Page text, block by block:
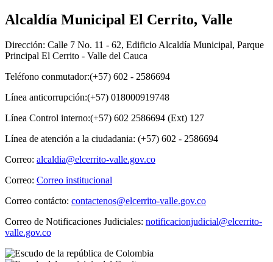
Alcaldía Municipal El Cerrito, Valle
Dirección: Calle 7 No. 11 - 62, Edificio Alcaldía Municipal, Parque
Principal El Cerrito - Valle del Cauca
Teléfono conmutador:(+57) 602 - 2586694
Línea anticorrupción:(+57) 018000919748
Línea Control interno:(+57) 602 2586694 (Ext) 127
Línea de atención a la ciudadania: (+57) 602 - 2586694
Correo: alcaldia@elcerrito-valle.gov.co
Correo: Correo institucional
Correo contácto: contactenos@elcerrito-valle.gov.co
Correo de Notificaciones Judiciales: notificacionjudicial@elcerrito-
valle.gov.co